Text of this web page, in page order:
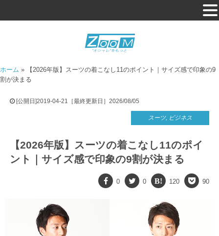
ホーム »
【2026年版】スーツの着こなし11のポイント｜サイズ感で印象の9
割が決まる
[公開日]2019-04-21［最終更新日］2026/08/05
スーツ, ビジネス
【2026年版】スーツの着こなし11のポイ
ント｜サイズ感で印象の9割が決まる
0 0 120 90